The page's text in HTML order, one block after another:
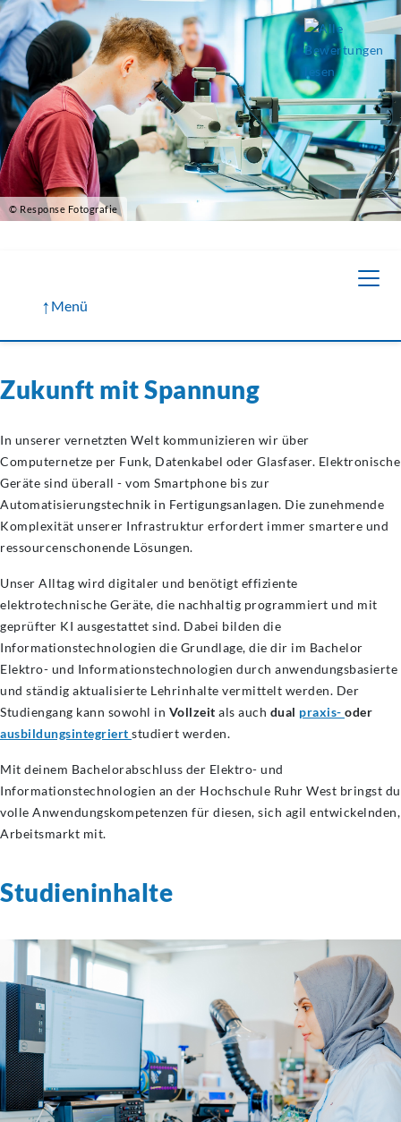
© Response Fotografie
↑ Menü
Zukunft mit Spannung
In unserer vernetzten Welt kommunizieren wir über
Computernetze per Funk, Datenkabel oder Glasfaser. Elektronische
Geräte sind überall - vom Smartphone bis zur
Automatisierungstechnik in Fertigungsanlagen. Die zunehmende
Komplexität unserer Infrastruktur erfordert immer smartere und
ressourcenschonende Lösungen.
Unser Alltag wird digitaler und benötigt effiziente
elektrotechnische Geräte, die nachhaltig programmiert und mit
geprüfter KI ausgestattet sind. Dabei bilden die
Informationstechnologien die Grundlage, die dir im Bachelor
Elektro- und Informationstechnologien durch anwendungsbasierte
und ständig aktualisierte Lehrinhalte vermittelt werden. Der
Studiengang kann sowohl in Vollzeit als auch dual praxis- oder
ausbildungsintegriert studiert werden.
Mit deinem Bachelorabschluss der Elektro- und
Informationstechnologien an der Hochschule Ruhr West bringst du
volle Anwendungskompetenzen für diesen, sich agil entwickelnden,
Arbeitsmarkt mit.
Studieninhalte